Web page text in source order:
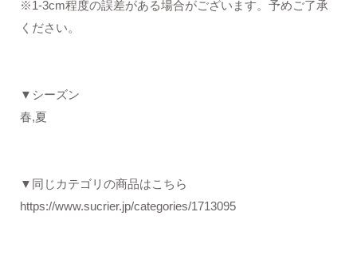
※1-3cm程度の誤差がある場合がございます。予めご了承
ください。
▼シーズン
春,夏
▼同じカテゴリの商品はこちら
https://www.sucrier.jp/categories/1713095